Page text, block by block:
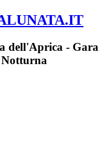
dell'Aprica - Gara